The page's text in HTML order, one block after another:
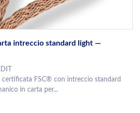
intreccio standard light —
certificata FSC® con intreccio standard
in carta per...